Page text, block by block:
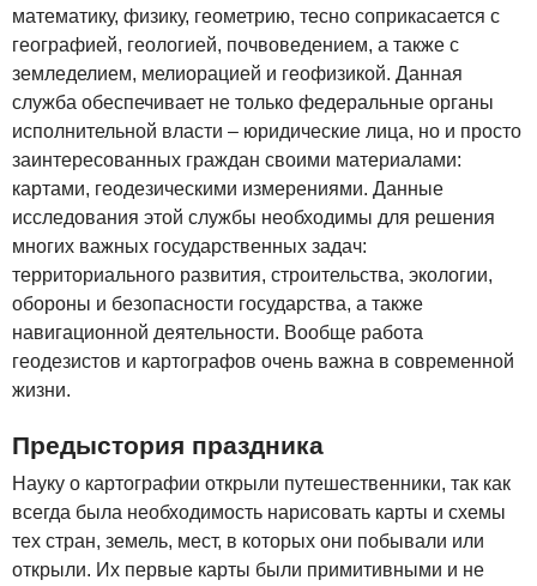
математику, физику, геометрию, тесно соприкасается с
географией, геологией, почвоведением, а также с
земледелием, мелиорацией и геофизикой. Данная
служба обеспечивает не только федеральные органы
исполнительной власти – юридические лица, но и просто
заинтересованных граждан своими материалами:
картами, геодезическими измерениями. Данные
исследования этой службы необходимы для решения
многих важных государственных задач:
территориального развития, строительства, экологии,
обороны и безопасности государства, а также
навигационной деятельности. Вообще работа
геодезистов и картографов очень важна в современной
жизни.
Предыстория праздника
Науку о картографии открыли путешественники, так как
всегда была необходимость нарисовать карты и схемы
тех стран, земель, мест, в которых они побывали или
открыли. Их первые карты были примитивными и не